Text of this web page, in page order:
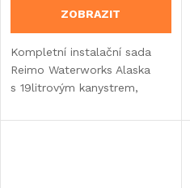
ZOBRAZIT
Kompletní instalační sada
Reimo Waterworks Alaska
s 19litrovým kanystrem,
a senzorovou baterií pro